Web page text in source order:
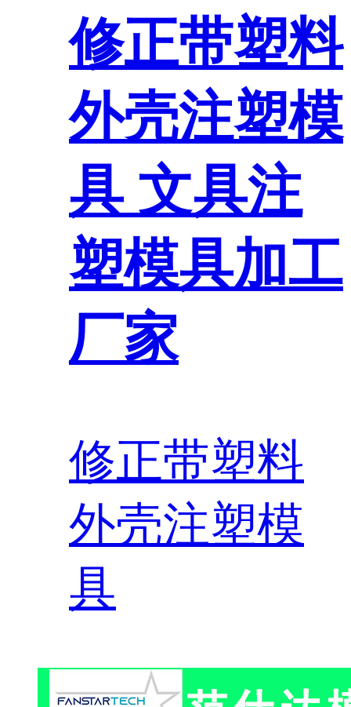
修正带塑料
外壳注塑模
具 文具注
塑模具加工
厂家
修正带塑料
外壳注塑模
具